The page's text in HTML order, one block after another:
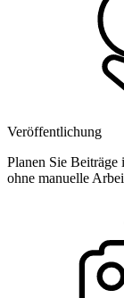
Veröffentlichung
Planen Sie
ohne manuelle